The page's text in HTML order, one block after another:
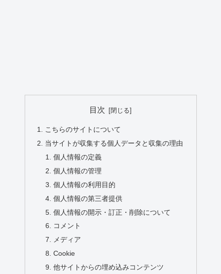
目次
こちらのサイトについて
当サイトが収集する個人データと収集の理由
個人情報の定義
個人情報の管理
個人情報の利用目的
個人情報の第三者提供
個人情報の開示・訂正・削除について
コメント
メディア
Cookie
他サイトからの埋め込みコンテンツ